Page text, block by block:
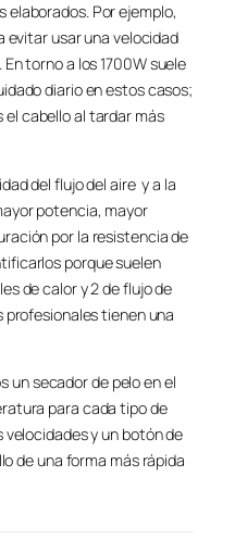
elaborados. Por ejemplo,
evitar usar una velocidad
torno a los 1700W suele
diario en estos casos;
el cabello al tardar más
del flujo del aire y a la
potencia, mayor
por la resistencia de
porque suelen
de calor y 2 de flujo de
profesionales tienen una
un secador de pelo en el
para cada tipo de
y un botón de
de una forma más rápida